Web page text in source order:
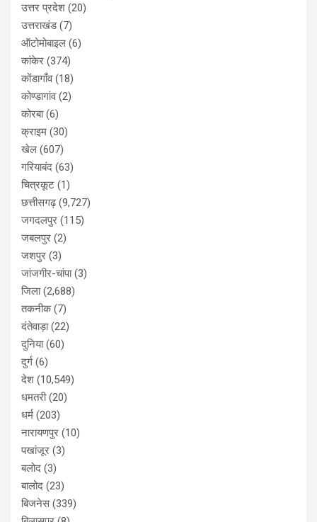
उत्तर प्रदेश (20)
उत्तराखंड(7)
ऑटोमोबाइल (6)
कांकेर (374)
कोंडागाँव(18)
कोण्डागांव(2)
कोरबा(6)
क्राइम (30)
खेल (607)
गरियाबंद (63)
चित्रकूट (1)
छत्तीसगढ़(9,727)
जगदलपुर (115)
जबलपुर (2)
जशपुर (3)
जांजगीर-चांपा(3)
जिला(2,688)
तकनीक(7)
दंतेवाड़ा(22)
दुनिया(60)
दुर्ग (6)
देश (10,549)
धमतरी(20)
धर्म (203)
नारायणपुर (10)
पखांजूर (3)
बलोद (3)
बालोद (23)
बिजनेस(339)